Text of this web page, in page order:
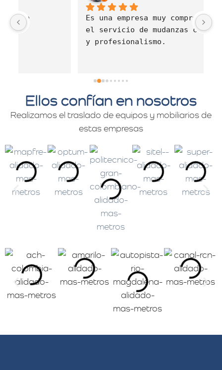
Es una empresa muy comprometida con
el servicio de mudanzas con calidad
y profesionalismo.
Ellos confían en nosotros
Realizamos el traslado de equipos y mobiliarios de
estas empresas